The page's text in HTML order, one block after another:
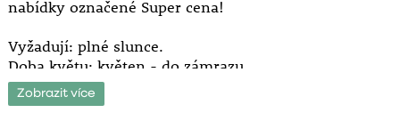
nabídky označené Super cena!
Vyžadují: plné slunce.
Doba květu: květen - do zámrazu.
Výška vzrůstu: do 70 cm.
Převislé.
Zobrazit více